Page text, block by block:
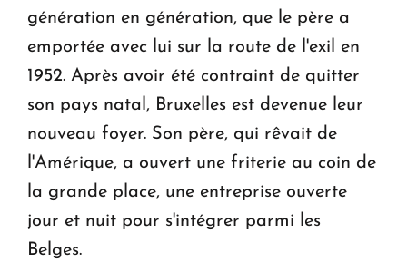
génération en génération, que le père a
emportée avec lui sur la route de l'exil en
1952. Après avoir été contraint de quitter
son pays natal, Bruxelles est devenue leur
nouveau foyer. Son père, qui rêvait de
l'Amérique, a ouvert une friterie au coin de
la grande place, une entreprise ouverte
jour et nuit pour s'intégrer parmi les
Belges.